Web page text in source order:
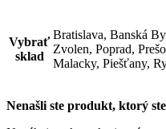
Vybrať
sklad
Bratislava, Banská
Zvolen, Poprad,
Malacky, Piešťany,
Nenašli ste produkt, ktorý